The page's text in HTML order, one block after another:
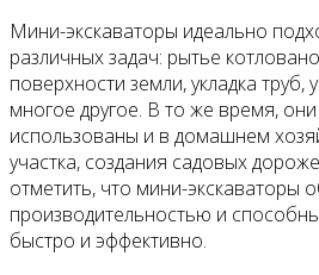
Мини-экскаваторы идеально
различных задач: рытье
поверхности земли, укладка труб,
многое другое. В то же время,
использованы и в домашнем
участка, создания садовых
отметить, что мини-экскаваторы
производительностью и
быстро и эффективно.